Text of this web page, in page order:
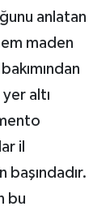
anlatan
maden
altı
il
bu